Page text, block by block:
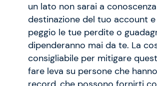
un lato non sarai a
destinazione del tuo account
peggio le tue perdite o
dipenderanno mai da te. La
consigliabile per mitigare
fare leva su persone che